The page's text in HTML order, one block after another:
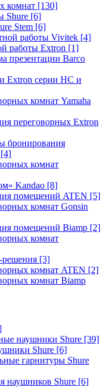
комнат [130]
Shure [6]
Stem [6]
работы Vivitek [4]
работы Extron [1]
презентации Barco
Extron серии HC и
комнат Yamaha
переговорных Extron
бронирования
[4]
комнат
Kandao [8]
помещений ATEN [5]
комнат Gonsin
помещений Biamp [2]
комнат
[3]
комнат ATEN [2]
комнат Biamp
наушники Shure [39]
Shure [6]
гарнитуры Shure
наушников Shure [6]